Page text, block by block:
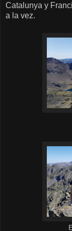
Catalunya y
a la vez.